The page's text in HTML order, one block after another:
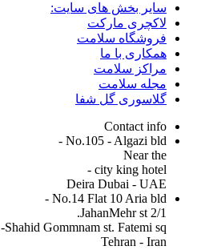
سایر بخش های سایت:
لاکچری مارکت
فروشگاه سلامت
همکاری با ما
مراکز سلامت
مجله سلامت
گلاسوری گل شفا
Contact info
No.105 - Algazi bld
-
Near the
city king hotel
-
Deira Dubai - UAE
No.14 Flat 10 Aria bld
-
2/1 JahanMehr st.
Shahid Gommnam st. Fatemi sq
-
Tehran - Iran